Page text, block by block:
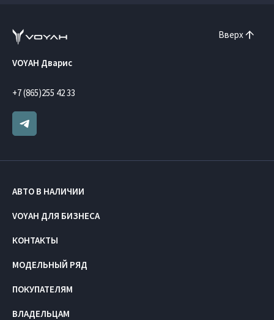
Вверх
VOYAH Дварис
+7 (865)255 42 33
АВТО В НАЛИЧИИ
VOYAH ДЛЯ БИЗНЕСА
КОНТАКТЫ
МОДЕЛЬНЫЙ РЯД
ПОКУПАТЕЛЯМ
ВЛАДЕЛЬЦАМ